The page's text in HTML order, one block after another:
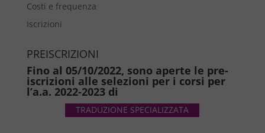
Costi e frequenza
Iscrizioni
PREISCRIZIONI
Fino al 05/10/2022, sono aperte le pre-
iscrizioni alle selezioni per i corsi per
l’a.a. 2022-2023 di
TRADUZIONE SPECIALIZZATA